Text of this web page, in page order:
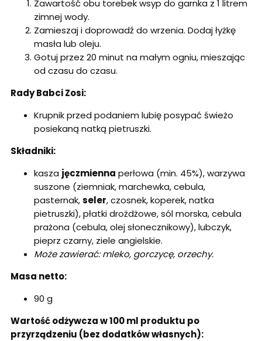
Zawartość obu torebek wsyp do garnka z 1 litrem
zimnej wody.
Zamieszaj i doprowadź do wrzenia. Dodaj łyżkę
masła lub oleju.
Gotuj przez 20 minut na małym ogniu, mieszając
od czasu do czasu.
Rady Babci Zosi:
Krupnik przed podaniem lubię posypać świeżo
posiekaną natką pietruszki.
Składniki:
kasza jęczmienna perłowa (min. 45%), warzywa
suszone (ziemniak, marchewka, cebula,
pasternak,seler, czosnek, koperek, natka
pietruszki), płatki drożdżowe, sól morska, cebula
prażona (cebula, olej słonecznikowy), lubczyk,
pieprz czarny, ziele angielskie.
Może zawierać: mleko, gorczycę, orzechy.
Masa netto:
90 g
Wartość odżywcza w 100 ml produktu po
przyrządzeniu (bez dodatków własnych):